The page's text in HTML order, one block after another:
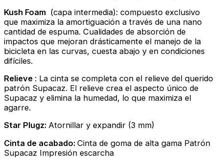
Kush Foam (capa intermedia): compuesto exclusivo
que maximiza la amortiguación a través de una nano
cantidad de espuma. Cualidades de absorción de
impactos que mejoran drásticamente el manejo de la
bicicleta en las curvas, cuesta abajo y en condiciones
difíciles.
Relieve : La cinta se completa con el relieve del querido
patrón Supacaz. El relieve crea el aspecto único de
Supacaz y elimina la humedad, lo que maximiza el
agarre.
Star Plugz: Atornillar y expandir (3 mm)
Cinta de acabado: Cinta de goma de alta gama Patrón
Supacaz Impresión escarcha